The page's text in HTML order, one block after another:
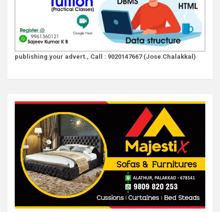
publishing your advert., Call : 9020147667 (Jose Chalakkal)